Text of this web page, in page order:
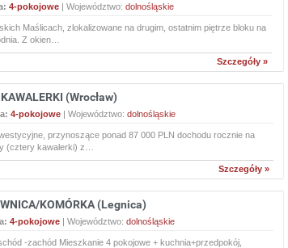
4-pokojowe | Województwo: dolnośląskie
Maślicach, zlokalizowane na drugim, ostatnim piętrze bloku na
Z okien…
Szczegóły »
(Wrocław)
4-pokojowe | Województwo: dolnośląskie
przynoszące ponad 87 000 PLN dochodu rocznie na
(cztery kawalerki) z…
Szczegóły »
KOMÓRKA (Legnica)
4-pokojowe | Województwo: dolnośląskie
-zachód Mieszkanie 4 pokojowe + kuchnia+przedpokój,